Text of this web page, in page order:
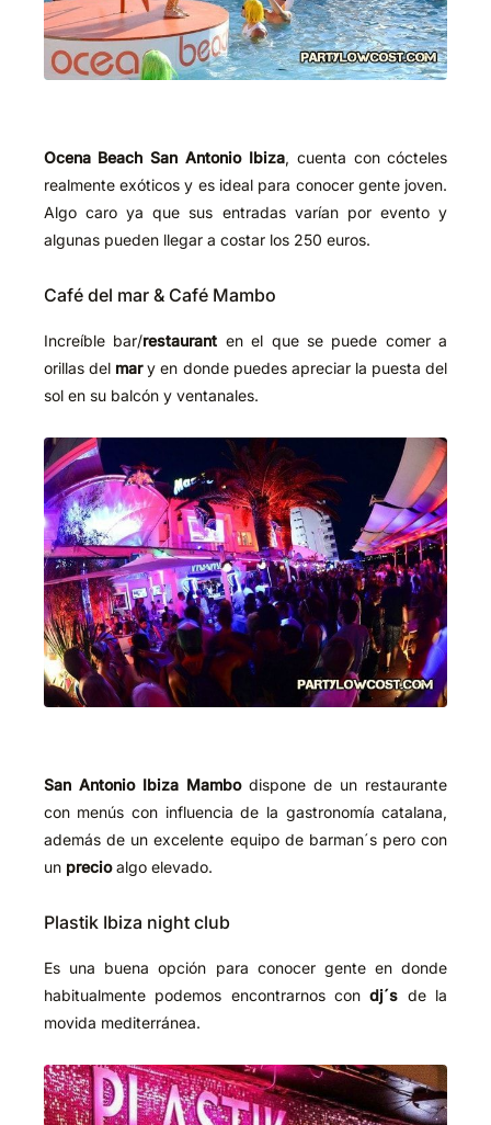
Ocena Beach San Antonio Ibiza, cuenta con cócteles
realmente exóticos y es ideal para conocer gente joven.
Algo caro ya que sus entradas varían por evento y
algunas pueden llegar a costar los 250 euros.
Café del mar & Café Mambo
Increíble bar/restaurant en el que se puede comer a
orillas del mary en donde puedes apreciar la puesta del
sol en su balcón y ventanales.
San Antonio Ibiza Mambodispone de un restaurante
con menús con influencia de la gastronomía catalana,
además de un excelente equipo de barman´s pero con
un precioalgo elevado.
Plastik Ibiza night club
Es una buena opción para conocer gente en donde
habitualmente podemos encontrarnos condj´s de la
movida mediterránea.